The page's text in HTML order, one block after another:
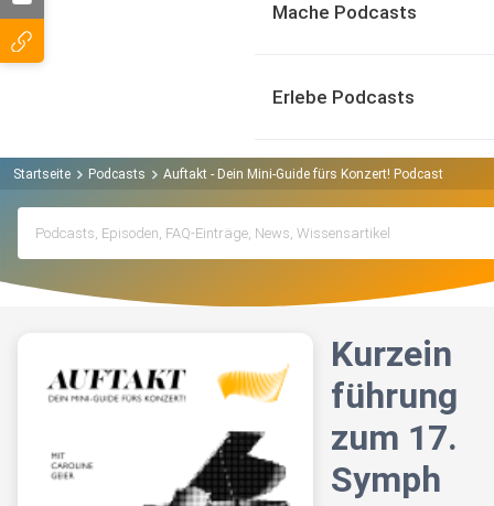
Mache Podcasts
Erlebe Podcasts
Startseite Podcasts Auftakt - Dein Mini-Guide fürs Konzert! Podcast
Kurzein
führung
zum 17.
Symph